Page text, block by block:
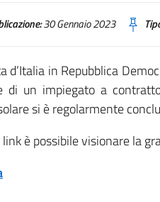
30 Gennaio 2023
d’Italia in Repubblica
di un impiegato a
si è regolarmente
è possibile visionare la